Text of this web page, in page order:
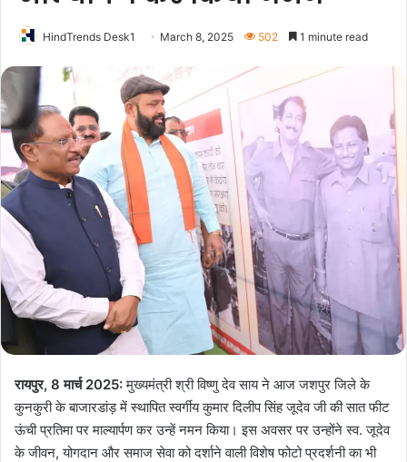
HindTrends Desk1 March 8, 2025 502 1 minute read
रायपुर, 8 मार्च 2025:मुख्यमंत्री श्री विष्णु देव साय ने आज जशपुर जिले के
कुनकुरी के बाजारडांड़ में स्थापित स्वर्गीय कुमार दिलीप सिंह जूदेव जी की सात फीट
ऊंची प्रतिमा पर माल्यार्पण कर उन्हें नमन किया। इस अवसर पर उन्होंने स्व. जूदेव
के जीवन, योगदान और समाज सेवा को दर्शाने वाली विशेष फोटो प्रदर्शनी का भी